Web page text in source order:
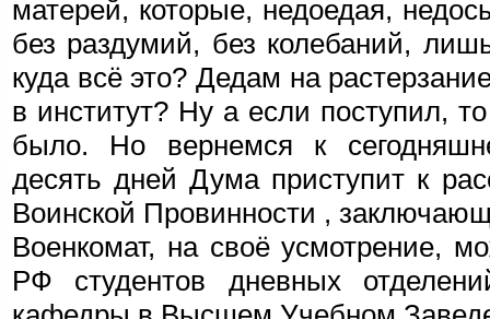
матерей, которые, недоедая,
без раздумий, без колебаний,
куда всё это? Дедам на
в институт? Ну а если поступил,
было. Но вернемся к
десять дней Дума приступит к
Воинской Провинности ,
Военкомат, на своё усмотрение,
РФ студентов дневных